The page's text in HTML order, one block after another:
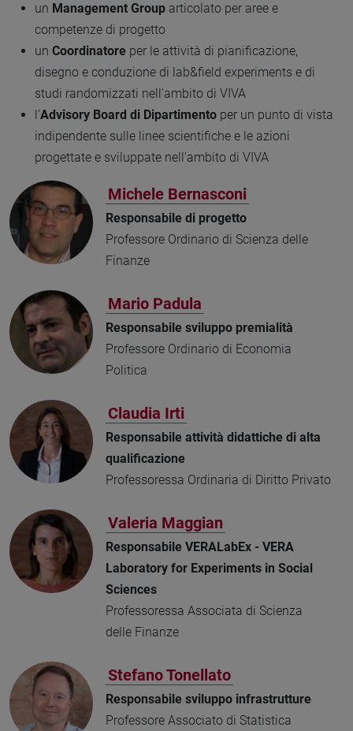
un Management Group articolato per aree e
competenze di progetto
un Coordinatore per le attività di pianificazione,
disegno e conduzione di lab&field experiments e di
studi randomizzati nell'ambito di VIVA
l’Advisory Board di Dipartimento per un punto di vista
indipendente sulle linee scientifiche e le azioni
progettate e sviluppate nell’ambito di VIVA
Michele Bernasconi
Responsabile di progetto
Professore Ordinario di Scienza delle
Finanze
Mario Padula
Responsabile sviluppo premialità
Professore Ordinario di Economia
Politica
Claudia Irti
Responsabile attività didattiche di alta
qualificazione
Professoressa Ordinaria di Diritto Privato
Valeria Maggian
Responsabile VERALabEx - VERA
Laboratory for Experiments in Social
Sciences
Professoressa Associata di Scienza
delle Finanze
Stefano Tonellato
Responsabile sviluppo infrastrutture
Professore Associato di Statistica